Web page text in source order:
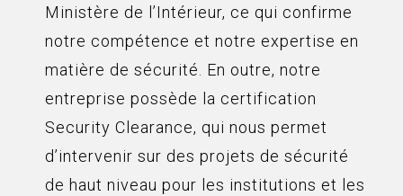
Ministère de l’Intérieur, ce qui confirme
notre compétence et notre expertise en
matière de sécurité. En outre, notre
entreprise possède la certification
Security Clearance, qui nous permet
d’intervenir sur des projets de sécurité
de haut niveau pour les institutions et les